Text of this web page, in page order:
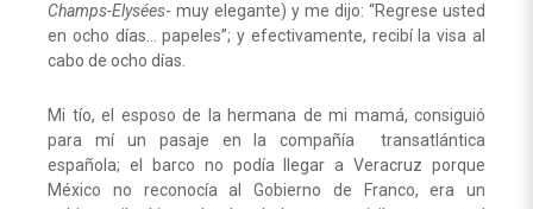
Champs-Elysées- muy elegante) y me dijo: “Regrese usted
en ocho días… papeles”; y efectivamente, recibí la visa al
cabo de ocho días.
Mi tío, el esposo de la hermana de mi mamá, consiguió
para mí un pasaje en la compañía transatlántica
española; el barco no podía llegar a Veracruz porque
México no reconocía al Gobierno de Franco, era un